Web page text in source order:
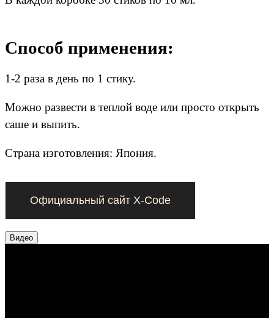
Способ применения:
1-2 раза в день по 1 стику.
Можно развести в теплой воде или просто открыть
саше и выпить.
Страна изготовления: Япония.
Официальный сайт X‑Code
Видео